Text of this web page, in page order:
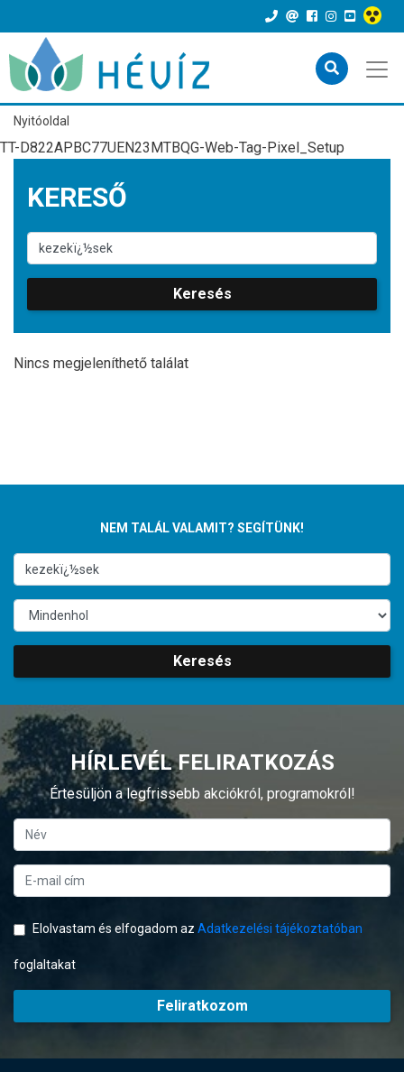
Nyitóoldal
TT-D822APBC77UEN23MTBQG-Web-Tag-Pixel_Setup
KERESŐ
Keresés
Nincs megjeleníthető találat
NEM TALÁL VALAMIT? SEGÍTÜNK!
Keresés
HÍRLEVÉL FELIRATKOZÁS
Értesüljön a legfrissebb akciókról, programokról!
Elolvastam és elfogadom az Adatkezelési tájékoztatóban
foglaltakat
Feliratkozom